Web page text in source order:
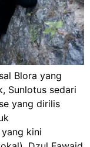
Blora yang
Sunlotus sedari
yang dirilis
kini